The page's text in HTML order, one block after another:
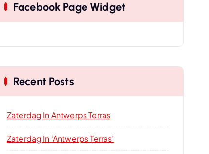
Facebook Page Widget
Recent Posts
Zaterdag In Antwerps Terras
Zaterdag In ‘Antwerps Terras’